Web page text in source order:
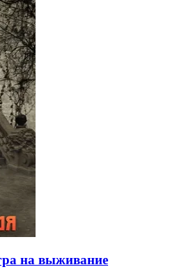
на выживание